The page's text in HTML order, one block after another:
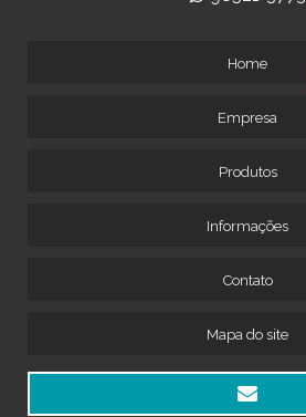
Home
Empresa
Produtos
Informações
Contato
Mapa do site